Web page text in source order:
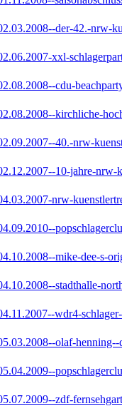
der-42.-nrw-
xxl-
cdu-
kirchliche-
40.-nrw-
10-jahre-nrw-
nrw-
mike-dee-s-
stadthalle-
wdr4-
olaf-
zdf-